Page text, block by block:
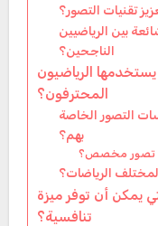
تقنيات التصور؟
بين الرياضيين
الناجحين؟
الرياضيون
المحترفون؟
التصور الخاصة
بهم؟
تصور مخصص؟
الرياضات؟
يمكن أن توفر ميزة
تنافسية؟